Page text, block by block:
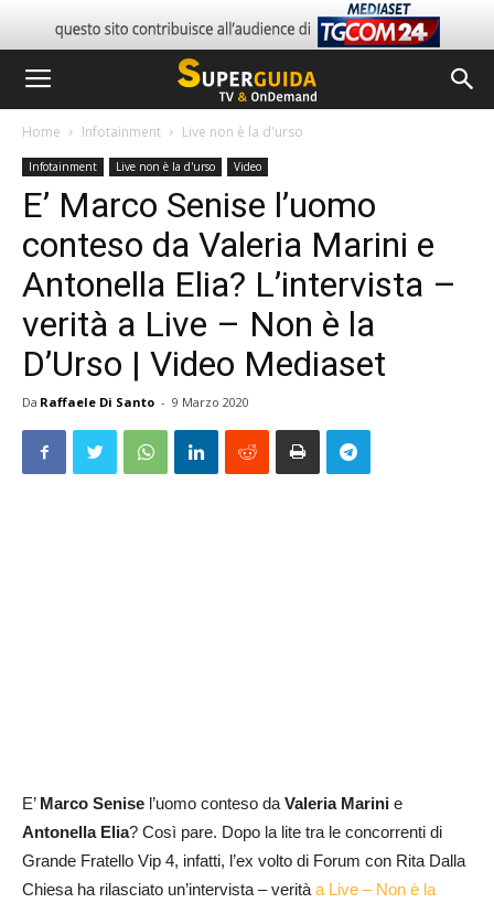
Home Infotainment Live non è la d'urso
Infotainment Live non è la d'urso Video
E’ Marco Senise l’uomo
conteso da Valeria Marini e
Antonella Elia? L’intervista –
verità a Live – Non è la
D’Urso | Video Mediaset
Da Raffaele Di Santo - 9 Marzo 2020
E’ Marco Senise l’uomo conteso daValeria Marini e
Antonella Elia? Così pare. Dopo la lite tra le concorrenti di
Grande Fratello Vip 4, infatti, l’ex volto di Forum con Rita Dalla
Chiesa ha rilasciato un’intervista – veritàa Live – Non è la